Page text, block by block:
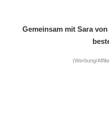
Gemeinsam mit Sara von
(Werbung/